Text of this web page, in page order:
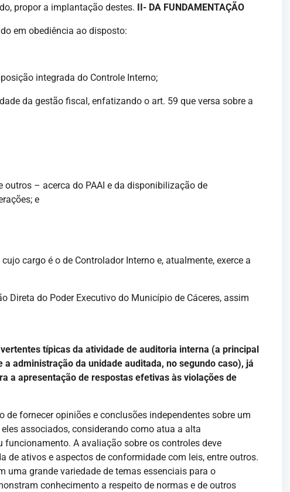
propor a implantação destes.
II- DA FUNDAMENTAÇÃO
em obediência ao disposto:
integrada do Controle Interno;
da gestão fiscal, enfatizando o art. 59 que versa sobre a
outros – acerca do PAAI e da disponibilização de
e
cargo é o de Controlador Interno e, atualmente, exerce a
do Poder Executivo do Município de Cáceres, assim
típicas da atividade de auditoria interna (a principal
administração da unidade auditada, no segundo caso), já
a apresentação de respostas efetivas às violações de
fornecer opiniões e conclusões independentes sobre um
associados, considerando como atua a alta
A avaliação sobre os controles deve
ativos e aspectos de conformidade com leis, entre outros.
uma grande variedade de temas essenciais para o
conhecimento a respeito de normas e de outros